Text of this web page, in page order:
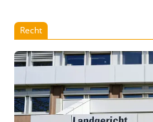
Reisen in
kontaminierter
relevantes
Recht